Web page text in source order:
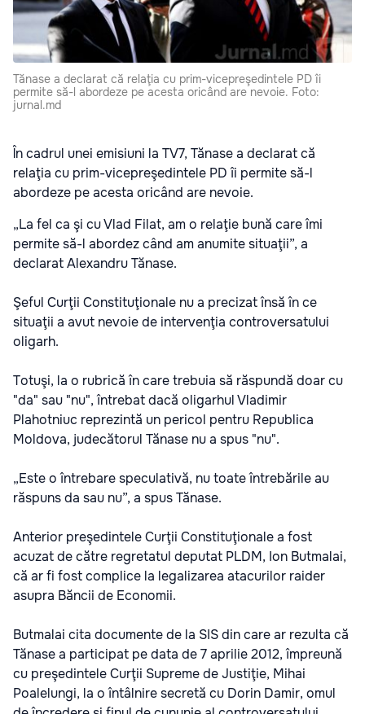
Tănase a declarat că relaţia cu prim-vicepreşedintele PD îi
permite să-l abordeze pe acesta oricând are nevoie. Foto:
jurnal.md
În cadrul unei emisiuni la TV7, Tănase a declarat că
relaţia cu prim-vicepreşedintele PD îi permite să-l
abordeze pe acesta oricând are nevoie.
„La fel ca şi cu Vlad Filat, am o relaţie bună care îmi
permite să-l abordez când am anumite situaţii”, a
declarat Alexandru Tănase.
Şeful Curţii Constituţionale nu a precizat însă în ce
situaţii a avut nevoie de intervenţia controversatului
oligarh.
Totuşi, la o rubrică în care trebuia să răspundă doar cu
"da" sau "nu", întrebat dacă oligarhul Vladimir
Plahotniuc reprezintă un pericol pentru Republica
Moldova, judecătorul Tănase nu a spus "nu".
„Este o întrebare speculativă, nu toate întrebările au
răspuns da sau nu”, a spus Tănase.
Anterior preşedintele Curţii Constituţionale a fost
acuzat de către regretatul deputat PLDM, Ion Butmalai,
că ar fi fost complice la legalizarea atacurilor raider
asupra Băncii de Economii.
Butmalai cita documente de la SIS din care ar rezulta că
Tănase a participat pe data de 7 aprilie 2012, împreună
cu preşedintele Curţii Supreme de Justiţie, Mihai
Poalelungi, la o întâlnire secretă cu Dorin Damir, omul